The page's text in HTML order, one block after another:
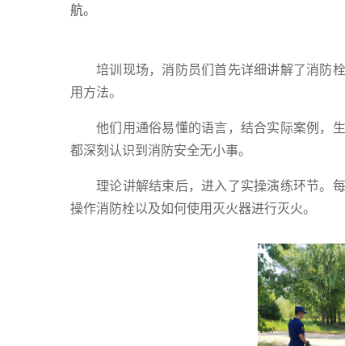
航。
培训现场，消防员们首先详细讲解了消防
用方法。
他们用通俗易懂的语言，结合实际案例，
都深刻认识到消防安全无小事。
理论讲解结束后，进入了实操演练环节。
操作消防栓以及如何使用灭火器进行灭火。